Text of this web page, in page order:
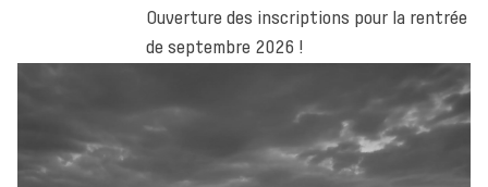
Ouverture des inscriptions pour la rentrée
de septembre 2026 !